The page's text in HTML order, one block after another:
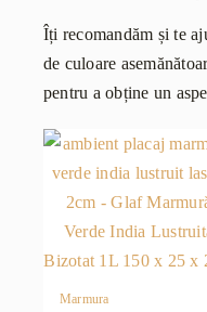
Îți recomandăm și te
de culoare
pentru a obține un
Marmura